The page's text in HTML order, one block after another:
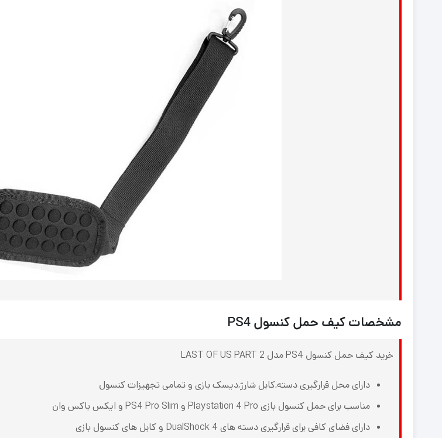
مشخصات کیف حمل کنسول PS4
خرید کیف حمل کنسول PS4 مدل LAST OF US PART 2
دارای محل قرارگیری دسته,کابل شارژ,دیسک بازی و تمامی تجهیزات کنسول
مناسب برای حمل کنسول بازی Playstation 4 Pro و PS4 Pro Slim و ایکس باکس وان
دارای فضای کافی برای قرارگیری دسته های DualShock 4 و کابل های کنسول بازی